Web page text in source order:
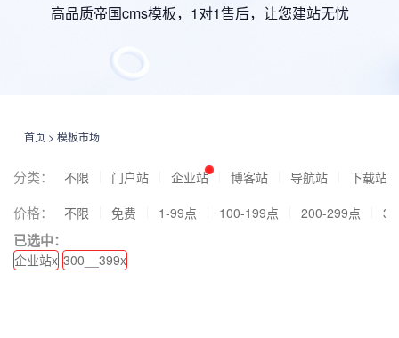
高品质帝国cms模板，1对1售后，让您建站无忧
首页 > 模板市场
分类： 不限 门户站 企业站 博客站 导航站 下载站
价格： 不限 免费 1-99点 100-199点 200-299点
已选中：
企业站x 300__399x